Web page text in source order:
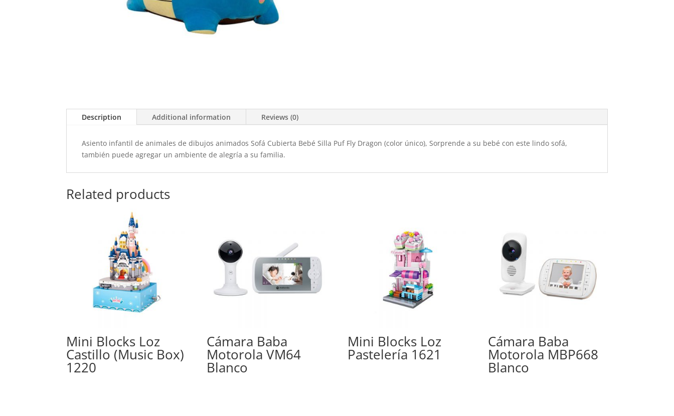
Description Additional information Reviews (0)
Asiento infantil de animales de dibujos animados Sofá Cubierta Bebé Silla Puf Fly Dragon (color único), Sorprende a su bebé con este lindo sofá,
también puede agregar un ambiente de alegría a su familia.
Related products
Mini Blocks Loz
Castillo (Music Box)
1220
Cámara Baba
Motorola VM64
Blanco
Mini Blocks Loz
Pastelería 1621
Cámara Baba
Motorola MBP668
Blanco